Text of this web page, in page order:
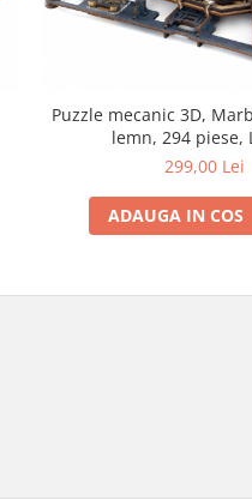
Puzzle mecanic 3D,
lemn, 294 piese,
299,00 Lei
ADAUGA IN COS